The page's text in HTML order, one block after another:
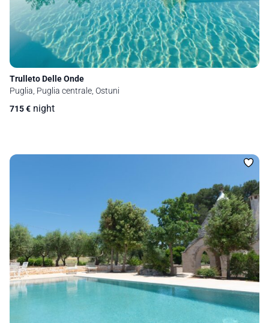
Trulleto Delle Onde
Puglia, Puglia centrale, Ostuni
715€ night